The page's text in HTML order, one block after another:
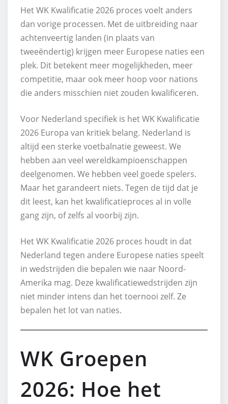
Het WK Kwalificatie 2026 proces voelt anders
dan vorige processen. Met de uitbreiding naar
achtenveertig landen (in plaats van
tweeëndertig) krijgen meer Europese naties een
plek. Dit betekent meer mogelijkheden, meer
competitie, maar ook meer hoop voor nations
die anders misschien niet zouden kwalificeren.
Voor Nederland specifiek is het WK Kwalificatie
2026 Europa van kritiek belang. Nederland is
altijd een sterke voetbalnatie geweest. We
hebben aan veel wereldkampioenschappen
deelgenomen. We hebben veel goede spelers.
Maar het garandeert niets. Tegen de tijd dat je
dit leest, kan het kwalificatieproces al in volle
gang zijn, of zelfs al voorbij zijn.
Het WK Kwalificatie 2026 proces houdt in dat
Nederland tegen andere Europese naties speelt
in wedstrijden die bepalen wie naar Noord-
Amerika mag. Deze kwalificatiewedstrijden zijn
niet minder intens dan het toernooi zelf. Ze
bepalen het lot van naties.
WK Groepen
2026: Hoe het